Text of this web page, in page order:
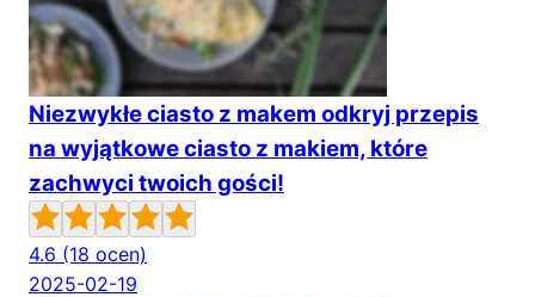
Niezwykłe ciasto z makem odkryj przepis
na wyjątkowe ciasto z makiem, które
zachwyci twoich gości!
4.6 (18 ocen)
2025-02-19